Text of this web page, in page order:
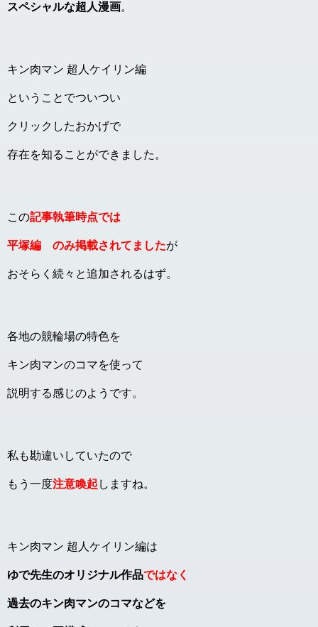
スペシャルな超人漫画。
キン肉マン 超人ケイリン編
ということでついつい
クリックしたおかげで
存在を知ることができました。
この記事執筆時点では
平塚編 のみ掲載されてましたが
おそらく続々と追加されるはず。
各地の競輪場の特色を
キン肉マンのコマを使って
説明する感じのようです。
私も勘違いしていたので
もう一度注意喚起 しますね。
キン肉マン 超人ケイリン編は
ゆで先生のオリジナル作品ではなく
過去のキン肉マンのコマなどを